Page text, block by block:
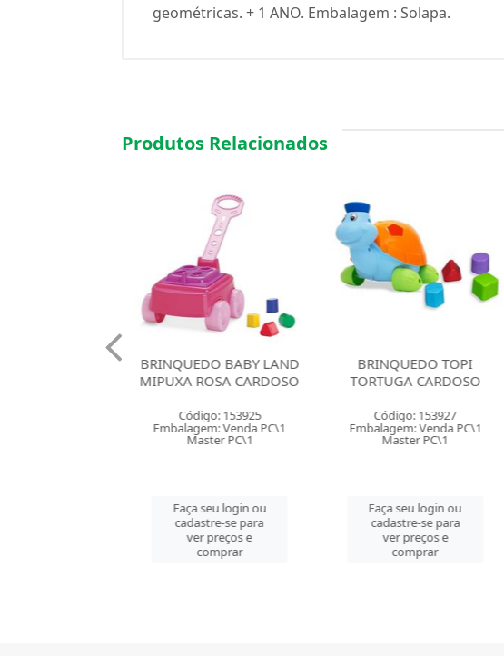
geométricas. + 1 ANO. Embalagem : Solapa.
Produtos Relacionados
BRINQUEDO BABY LAND
MIPUXA ROSA CARDOSO
Código: 153925
Embalagem: Venda PC\1
Master PC\1
Faça seu login ou
cadastre-se para
ver preços e
comprar
BRINQUEDO TOPI
TORTUGA CARDOSO
Código: 153927
Embalagem: Venda PC\1
Master PC\1
Faça seu login ou
cadastre-se para
ver preços e
comprar